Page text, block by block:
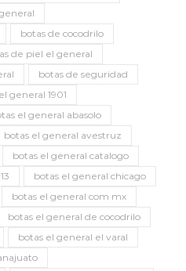
botas de cocodrilo
de piel el general
botas de seguridad
general 1901
el general abasolo
botas el general avestruz
botas el general catalogo
botas el general chicago
botas el general com mx
botas el general de cocodrilo
botas el general el varal